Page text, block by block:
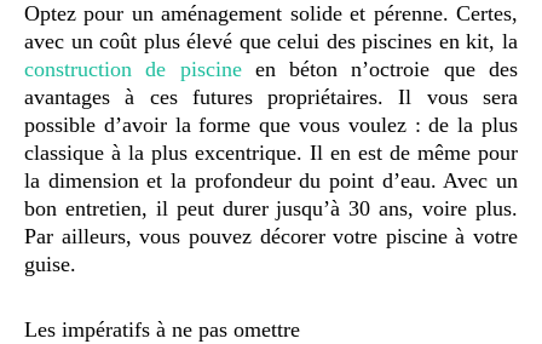
LIGNE JARDIN
INFO PAYSAGISTE
GUIDE JARDIN ET
PAYSAGE
GUIDE JARDIN
ELAGAGE ET
Optez pour un aménagement solide et pérenne. Certes,
avec un coût plus élevé que celui des piscines en kit, la
construction de piscineen béton n’octroie que des
avantages à ces futures propriétaires. Il vous sera
possible d’avoir la forme que vous voulez : de la plus
classique à la plus excentrique. Il en est de même pour
la dimension et la profondeur du point d’eau. Avec un
bon entretien, il peut durer jusqu’à 30 ans, voire plus.
Par ailleurs, vous pouvez décorer votre piscine à votre
guise.
Les impératifs à ne pas omettre